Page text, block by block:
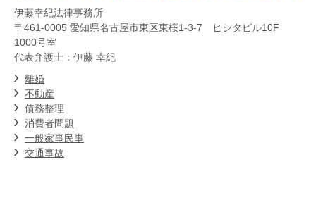
伊藤幸紀法律事務所
〒461-0005 愛知県名古屋市東区東桜1-3-7 ヒシタビル10F
1000号室
代表弁護士：伊藤 幸紀
離婚
不動産
債務整理
消費者問題
一般家事民事
交通事故